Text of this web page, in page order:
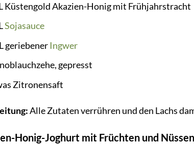
Küstengold Akazien-Honig mit Frühjahrstracht
Sojasauce
geriebener Ingwer
gepresst
Zitronensaft
Alle Zutaten verrühren und den Lachs
Honig-Joghurt mit Früchten und Nüssen